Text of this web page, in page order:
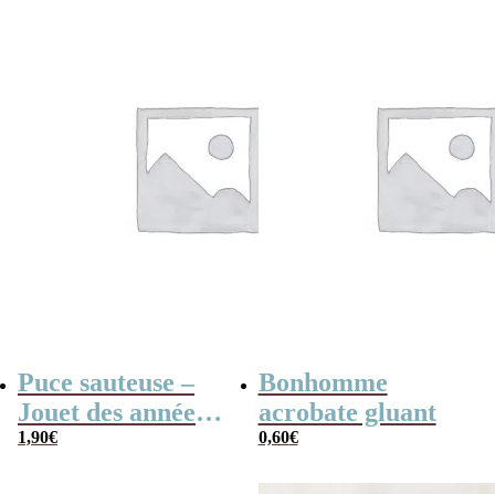
Puce sauteuse –
Jouet des années
80
1,90€
Bonhomme
acrobate gluant
0,60€